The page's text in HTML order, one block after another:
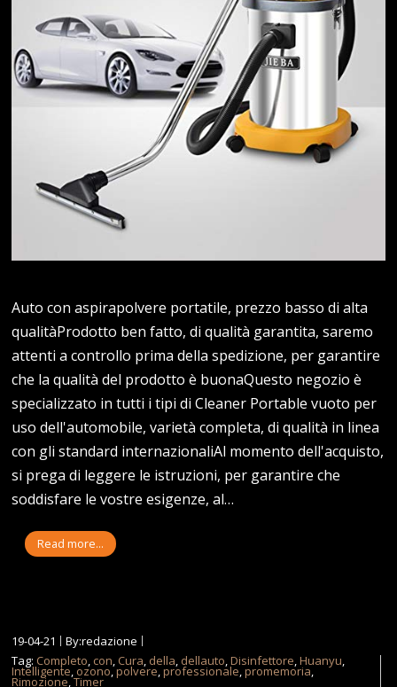
Auto con aspirapolvere portatile, prezzo basso di alta
qualitàProdotto ben fatto, di qualità garantita, saremo
attenti a controllo prima della spedizione, per garantire
che la qualità del prodotto è buonaQuesto negozio è
specializzato in tutti i tipi di Cleaner Portable vuoto per
uso dell'automobile, varietà completa, di qualità in linea
con gli standard internazionaliAl momento dell'acquisto,
si prega di leggere le istruzioni, per garantire che
soddisfare le vostre esigenze, al…
Read more...
19-04-21
By:redazione
Tag: Completo con Cura della dellauto ,Disinfettore ,Huanyu
Intelligente ozono,polvere ,professionale ,promemoria
Rimozione ,Timer